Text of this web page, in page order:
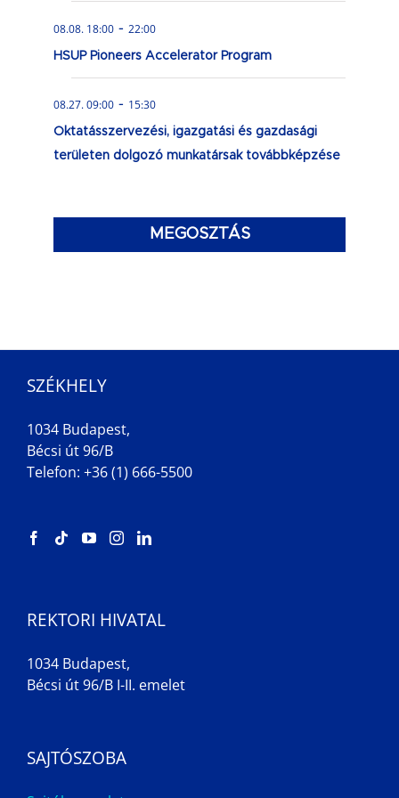
08.08. 18:00 - 22:00
HSUP Pioneers Accelerator Program
08.27. 09:00 - 15:30
Oktatásszervezési, igazgatási és gazdasági
területen dolgozó munkatársak továbbképzése
MEGOSZTÁS
SZÉKHELY
1034 Budapest,
Bécsi út 96/B
Telefon: +36 (1) 666-5500
REKTORI HIVATAL
1034 Budapest,
Bécsi út 96/B I-II. emelet
SAJTÓSZOBA